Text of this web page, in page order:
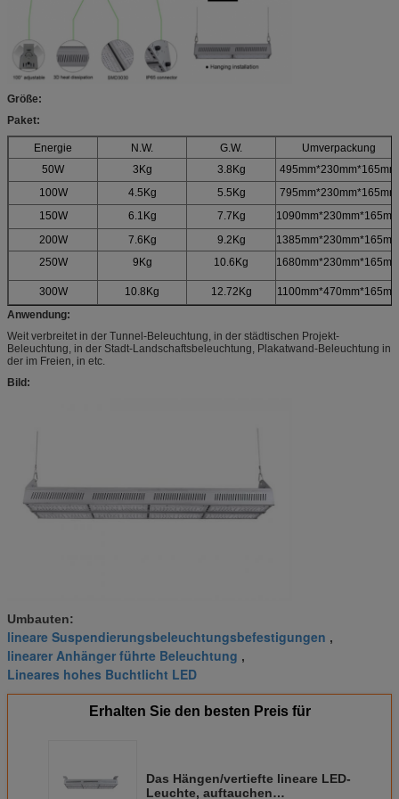
Größe:
Paket:
Energie N.W. G.W.
Umverpackung
50W
3Kg 3.8Kg
495mm*230mm*165mm
100W
4.5Kg 5.5Kg
795mm*230mm*165mm
150W
6.1Kg 7.7Kg
200W
7.6Kg 9.2Kg
250W
9Kg 10.6Kg
300W 10.8Kg 12.72Kg
Anwendung:
Weit verbreitet in der Tunnel-Beleuchtung, in der städtischen Projekt-
Beleuchtung, in der Stadt-Landschaftsbeleuchtung, Plakatwand-Beleuchtung in
der im Freien, in etc.
Bild:
Umbauten:
lineare Suspendierungsbeleuchtungsbefestigungen ,
linearer Anhänger führte Beleuchtung ,
Lineares hohes Buchtlicht LED
Erhalten Sie den besten Preis für
Das Hängen/vertiefte lineare LED-
Leuchte, auftauchen